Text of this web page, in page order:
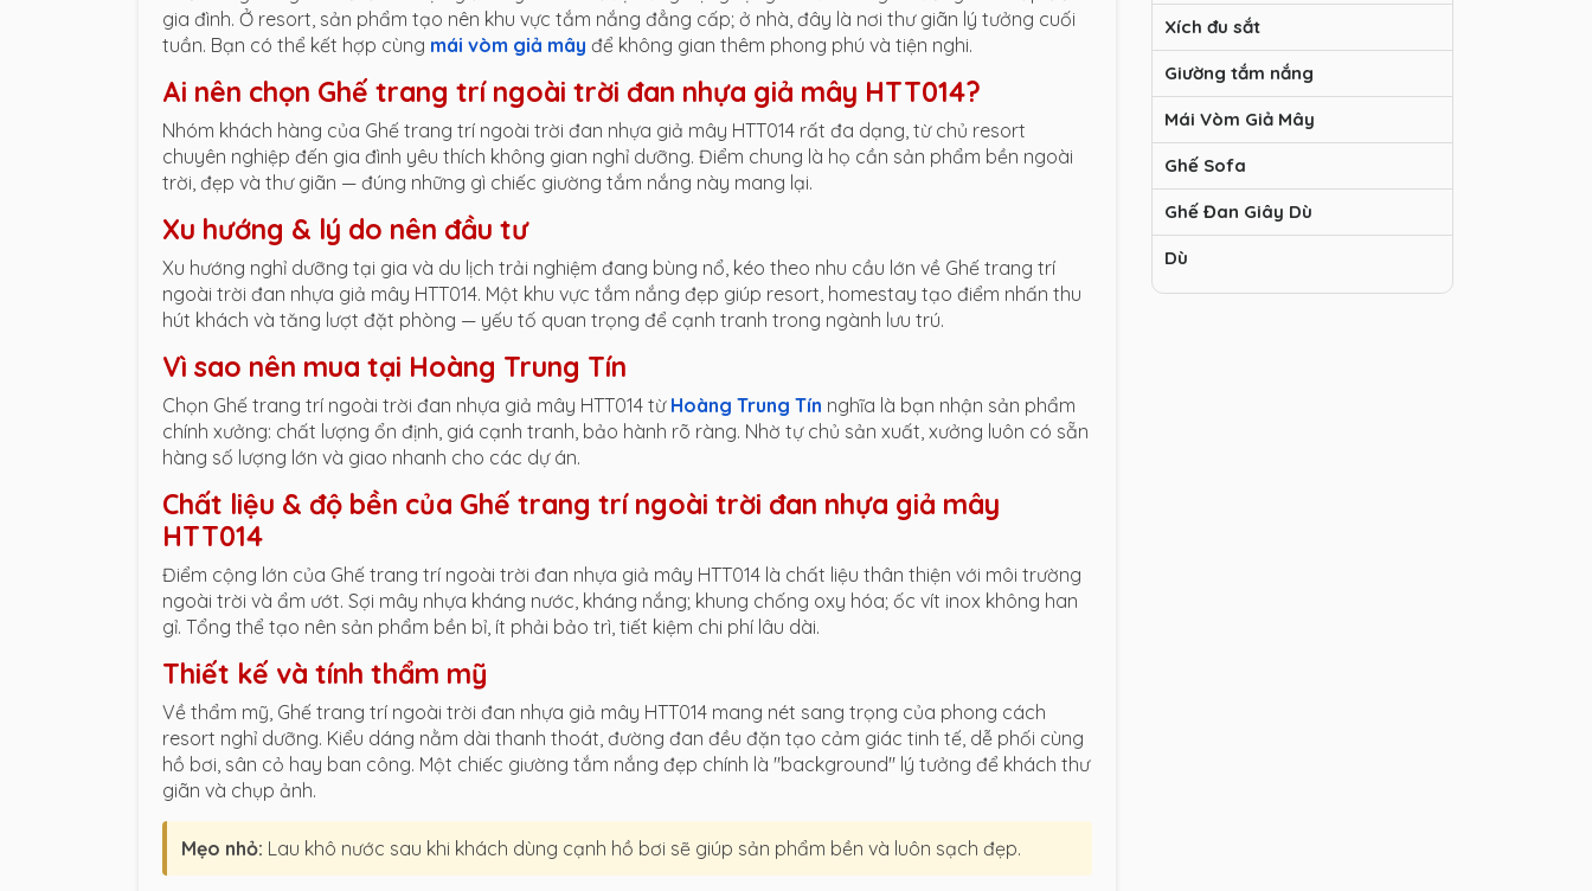
gia đình. Ở resort, sản phẩm tạo nên khu vực tắm nắng đẳng cấp; ở nhà, đây là nơi thư giãn lý tưởng cuối
tuần. Bạn có thể kết hợp cùng mái vòm giả mây để không gian thêm phong phú và tiện nghi.
Ai nên chọn Ghế trang trí ngoài trời đan nhựa giả mây HTT014?
Nhóm khách hàng của Ghế trang trí ngoài trời đan nhựa giả mây HTT014 rất đa dạng, từ chủ resort
chuyên nghiệp đến gia đình yêu thích không gian nghỉ dưỡng. Điểm chung là họ cần sản phẩm bền ngoài
trời, đẹp và thư giãn — đúng những gì chiếc giường tắm nắng này mang lại.
Xu hướng & lý do nên đầu tư
Xu hướng nghỉ dưỡng tại gia và du lịch trải nghiệm đang bùng nổ, kéo theo nhu cầu lớn về Ghế trang trí
ngoài trời đan nhựa giả mây HTT014. Một khu vực tắm nắng đẹp giúp resort, homestay tạo điểm nhấn thu
hút khách và tăng lượt đặt phòng — yếu tố quan trọng để cạnh tranh trong ngành lưu trú.
Vì sao nên mua tại Hoàng Trung Tín
Chọn Ghế trang trí ngoài trời đan nhựa giả mây HTT014 từ Hoàng Trung Tín nghĩa là bạn nhận sản phẩm
chính xưởng: chất lượng ổn định, giá cạnh tranh, bảo hành rõ ràng. Nhờ tự chủ sản xuất, xưởng luôn có sẵn
hàng số lượng lớn và giao nhanh cho các dự án.
Chất liệu & độ bền của Ghế trang trí ngoài trời đan nhựa giả mây
HTT014
Điểm cộng lớn của Ghế trang trí ngoài trời đan nhựa giả mây HTT014 là chất liệu thân thiện với môi trường
ngoài trời và ẩm ướt. Sợi mây nhựa kháng nước, kháng nắng; khung chống oxy hóa; ốc vít inox không han
gỉ. Tổng thể tạo nên sản phẩm bền bỉ, ít phải bảo trì, tiết kiệm chi phí lâu dài.
Thiết kế và tính thẩm mỹ
Về thẩm mỹ, Ghế trang trí ngoài trời đan nhựa giả mây HTT014 mang nét sang trọng của phong cách
resort nghỉ dưỡng. Kiểu dáng nằm dài thanh thoát, đường đan đều đặn tạo cảm giác tinh tế, dễ phối cùng
hồ bơi, sân cỏ hay ban công. Một chiếc giường tắm nắng đẹp chính là "background" lý tưởng để khách thư
giãn và chụp ảnh.
Mẹo nhỏ: Lau khô nước sau khi khách dùng cạnh hồ bơi sẽ giúp sản phẩm bền và luôn sạch đẹp.
Xích đu sắt
Giường tắm nắng
Mái Vòm Giả Mây
Ghế Sofa
Ghế Đan Giây Dù
Dù